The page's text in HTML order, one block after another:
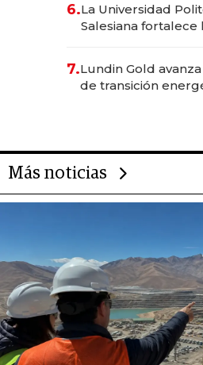
6.La Universidad
Salesiana fortalece
7.Lundin Gold
de transición
Más noticias